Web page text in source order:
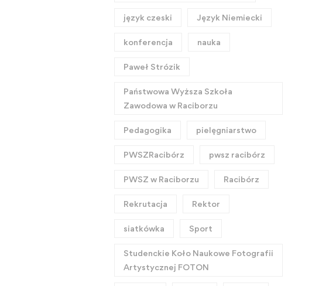
język czeski Język Niemiecki
konferencja nauka
Paweł Strózik
Państwowa Wyższa Szkoła
Zawodowa w Raciborzu
Pedagogika pielęgniarstwo
PWSZRacibórz pwsz racibórz
PWSZ w Raciborzu Racibórz
Rekrutacja Rektor
siatkówka Sport
Studenckie Koło Naukowe Fotografii
Artystycznej FOTON